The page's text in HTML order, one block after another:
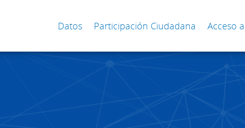
Datos Participación Ciudadana Acceso